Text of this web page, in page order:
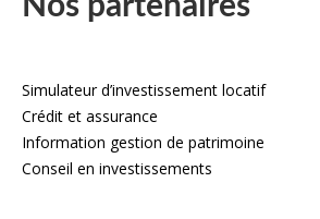
Simulateur d’investissement locatif
Crédit et assurance
Information gestion de patrimoine
Conseil en investissements